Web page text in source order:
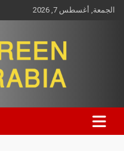
الجمعة, أغسطس 7, 2026
Screen Arabia